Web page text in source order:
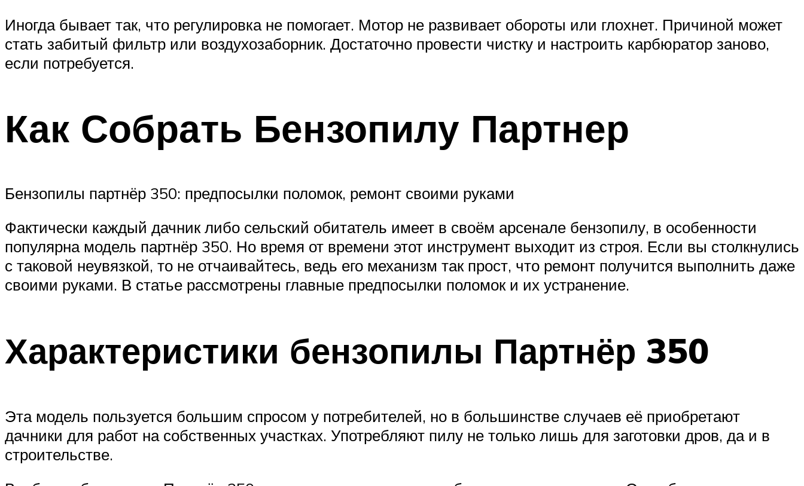
Иногда бывает так, что регулировка не помогает. Мотор не развивает обороты или глохнет. Причиной может
стать забитый фильтр или воздухозаборник. Достаточно провести чистку и настроить карбюратор заново,
если потребуется.
Как Собрать Бензопилу Партнер
Бензопилы партнёр 350: предпосылки поломок, ремонт своими руками
Фактически каждый дачник либо сельский обитатель имеет в своём арсенале бензопилу, в особенности
популярна модель партнёр 350. Но время от времени этот инструмент выходит из строя. Если вы столкнулись
с таковой неувязкой, то не отчаивайтесь, ведь его механизм так прост, что ремонт получится выполнить даже
своими руками. В статье рассмотрены главные предпосылки поломок и их устранение.
Характеристики бензопилы Партнёр 350
Эта модель пользуется большим спросом у потребителей, но в большинстве случаев её приобретают
дачники для работ на собственных участках. Употребляют пилу не только лишь для заготовки дров, да и в
строительстве.